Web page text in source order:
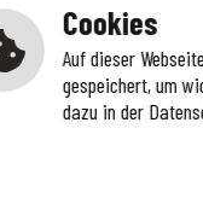
Immer auf dem
www.enkreis.de
Cookies
Auf dieser
gespeichert, um
dazu in der